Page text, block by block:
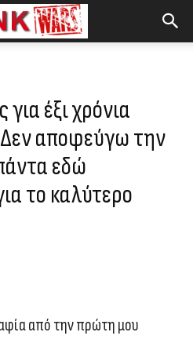
έξι χρόνια
αποφεύγω την
εδώ
το καλύτερο
από την πρώτη μου